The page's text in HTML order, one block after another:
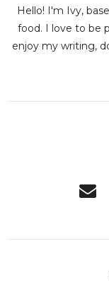
Hello! I'm Ivy,
food. I love to be
enjoy my writing,